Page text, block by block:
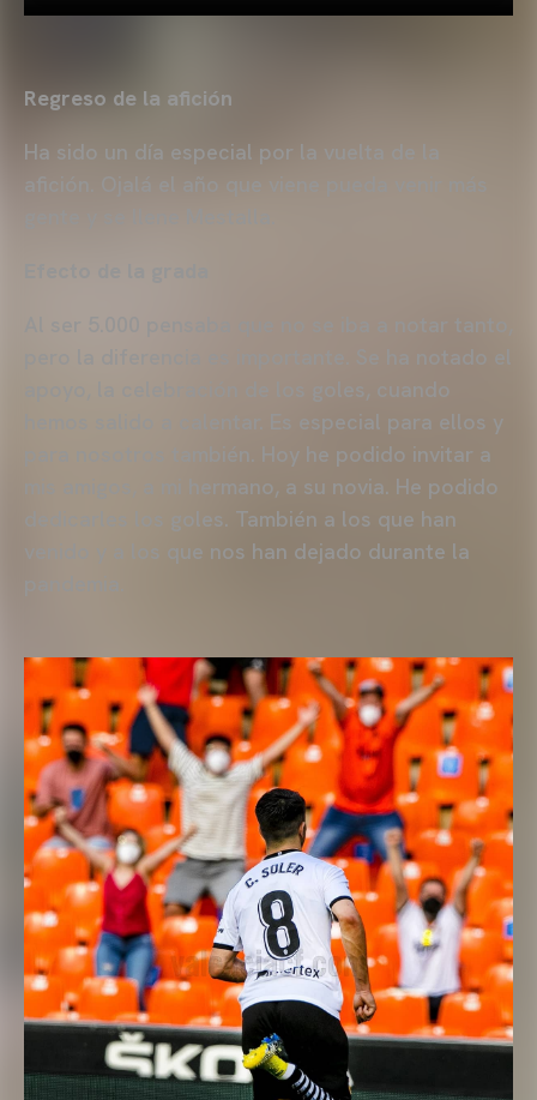
Regreso de la afición
Ha sido un día especial por la vuelta de la
afición. Ojalá el año que viene pueda venir más
pero la diferencia es importante. Se ha notado el
apoyo, la celebración de los goles, cuando
hemos salido a calentar. Es especial para ellos y
para nosotros también. Hoy he podido invitar a
mis amigos, a mi hermano, a su novia. He podido
dedicarles los goles. También a los que han
venido y a los que nos han dejado durante la